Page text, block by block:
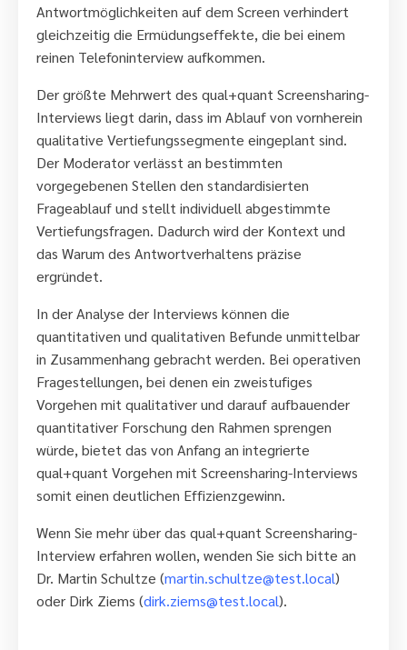
Antwortmöglichkeiten auf dem Screen verhindert
gleichzeitig die Ermüdungseffekte, die bei einem
reinen Telefoninterview aufkommen.
Der größte Mehrwert des qual+quant Screensharing-
Interviews liegt darin, dass im Ablauf von vornherein
qualitative Vertiefungssegmente eingeplant sind.
Der Moderator verlässt an bestimmten
vorgegebenen Stellen den standardisierten
Frageablauf und stellt individuell abgestimmte
Vertiefungsfragen. Dadurch wird der Kontext und
das Warum des Antwortverhaltens präzise
ergründet.
In der Analyse der Interviews können die
quantitativen und qualitativen Befunde unmittelbar
in Zusammenhang gebracht werden. Bei operativen
Fragestellungen, bei denen ein zweistufiges
Vorgehen mit qualitativer und darauf aufbauender
quantitativer Forschung den Rahmen sprengen
würde, bietet das von Anfang an integrierte
qual+quant Vorgehen mit Screensharing-Interviews
somit einen deutlichen Effizienzgewinn.
Wenn Sie mehr über das qual+quant Screensharing-
Interview erfahren wollen, wenden Sie sich bitte an
Dr. Martin Schultze (martin.schultze@test.local)
oder Dirk Ziems (dirk.ziems@test.local).